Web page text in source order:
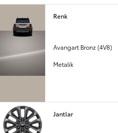
Renk
Avangart Bronz (4V8)
Metalik
Jantlar